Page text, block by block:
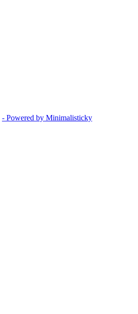
- Powered by Minimalisticky